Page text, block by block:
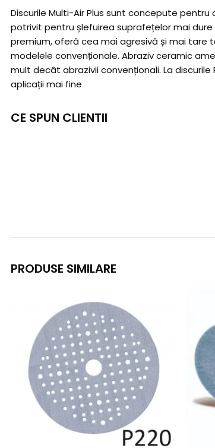
Discurile Multi-Air Plus sunt concepute
potrivit pentru șlefuirea suprafețelor mai
premium, oferă cea mai agresivă și mai tare
modelele convenționale. Abraziv ceramic
mult decât abrazivii convenționali. La
aplicații mai fine
CE SPUN CLIENTII
PRODUSE SIMILARE